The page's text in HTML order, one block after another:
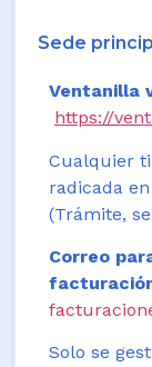
Sede
Ventanilla
https://
Cualquier
radicada
(Trámite,
Correo
Solo se